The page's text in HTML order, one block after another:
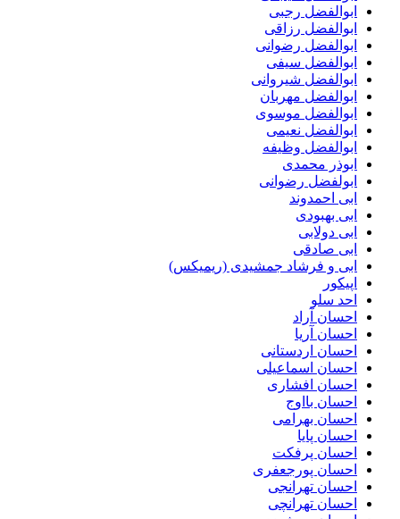
ابوالفضل رجبی
ابوالفضل رزاقی
ابوالفضل رضوانی
ابوالفضل سیفی
ابوالفضل شیروانی
ابوالفضل مهربان
ابوالفضل موسوی
ابوالفضل نعیمی
ابوالفضل وظیفه
ابوذر محمدی
ابولفضل رضوانی
ابی احمدوند
ابی بهبودی
ابی دولابی
ابی صادقی
ابی و فرشاد جمشیدی (ریمیکس)
اپیکور
احد سلو
احسان آراد
احسان آریا
احسان اردستانی
احسان اسماعیلی
احسان افشاری
احسان بااوج
احسان بهرامی
احسان پایا
احسان پرفکت
احسان پورجعفری
احسان تهرانجی
احسان تهرانچی